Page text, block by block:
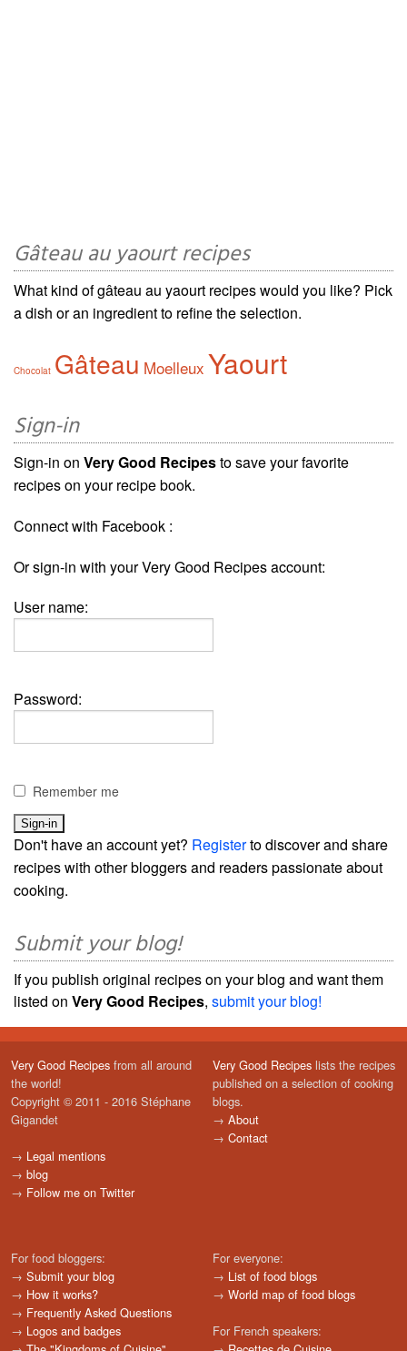
Gâteau au yaourt recipes
What kind of gâteau au yaourt recipes would you like? Pick
a dish or an ingredient to refine the selection.
Chocolat Gâteau Moelleux Yaourt
Sign-in
Sign-in on Very Good Recipesto save your favorite
recipes on your recipe book.
Connect with Facebook :
Or sign-in with your Very Good Recipes account:
User name:
Password:
Remember me
Don't have an account yet? Registerto discover and share
recipes with other bloggers and readers passionate about
cooking.
Submit your blog!
If you publish original recipes on your blog and want them
listed on Very Good Recipes, submit your blog!
Very Good Recipes from all around
the world!
Copyright © 2011 - 2016 Stéphane
Gigandet
→ Legal mentions
→ blog
→ Follow me on Twitter
Very Good Recipes lists the recipes
published on a selection of cooking
blogs.
→ About
→ Contact
For food bloggers:
→ Submit your blog
→ How it works?
→ Frequently Asked Questions
→ Logos and badges
For everyone:
→ List of food blogs
→ World map of food blogs
For French speakers: